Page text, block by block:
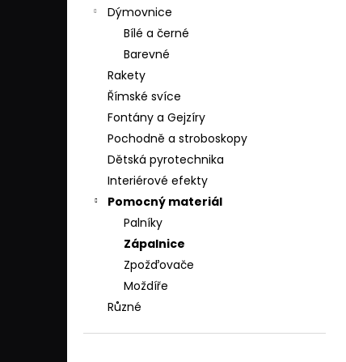
Dýmovnice
Bílé a černé
Barevné
Rakety
Římské svíce
Fontány a Gejzíry
Pochodně a stroboskopy
Dětská pyrotechnika
Interiérové efekty
Pomocný materiál
Palníky
Zápalnice
Zpožďovače
Moždíře
Různé